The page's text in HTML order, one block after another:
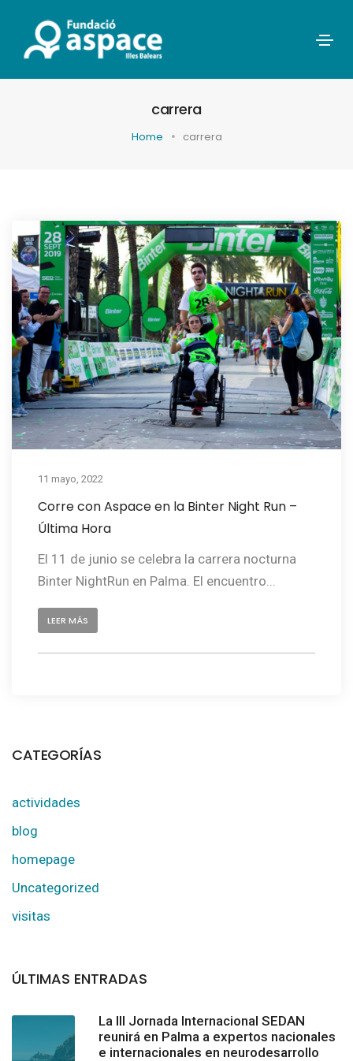
carrera
Home carrera
11 mayo, 2022
Corre con Aspace en la Binter Night Run –
Última Hora
El 11 de junio se celebra la carrera nocturna
Binter NightRun en Palma. El encuentro...
LEER MÁS
CATEGORÍAS
actividades
blog
homepage
Uncategorized
visitas
ÚLTIMAS ENTRADAS
La III Jornada Internacional SEDAN
reunirá en Palma a expertos nacionales
e internacionales en neurodesarrollo